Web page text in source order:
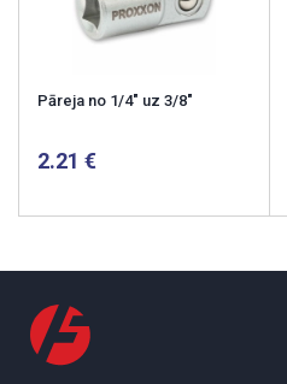
Pāreja no 1/4" uz 3/8"
2.21